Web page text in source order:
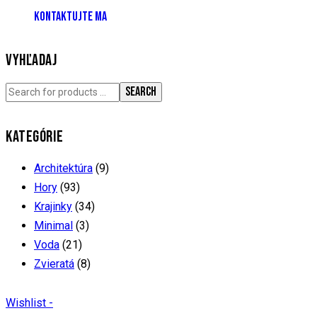
KONTAKTUJTE MA
VYHĽADAJ
SEARCH
KATEGÓRIE
Architektúra (9)
Hory (93)
Krajinky (34)
Minimal (3)
Voda (21)
Zvieratá (8)
Wishlist -